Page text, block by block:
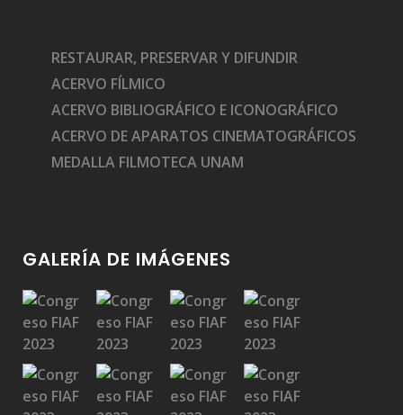
RESTAURAR, PRESERVAR Y DIFUNDIR
ACERVO FÍLMICO
ACERVO BIBLIOGRÁFICO E ICONOGRÁFICO
ACERVO DE APARATOS CINEMATOGRÁFICOS
MEDALLA FILMOTECA UNAM
GALERÍA DE IMÁGENES